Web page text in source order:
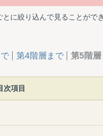
に絞り込んで見ることがで
第4階層まで 第5階層
次項目